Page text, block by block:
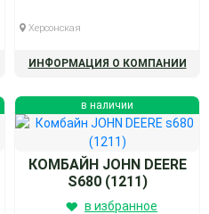
Херсонская
ИНФОРМАЦИЯ О КОМПАНИИ
в наличии
КОМБАЙН JOHN DEERE
S680 (1211)
в избранное